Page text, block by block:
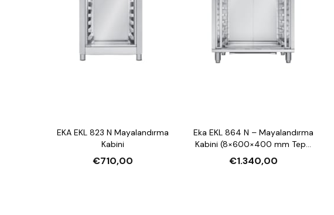
EKA EKL 823 N Mayalandırma
Kabini
€710,00
Eka EKL 864 N – Mayalandırma
Kabini (8×600×400 mm Tepsi
Kapasiteli)
€1.340,00